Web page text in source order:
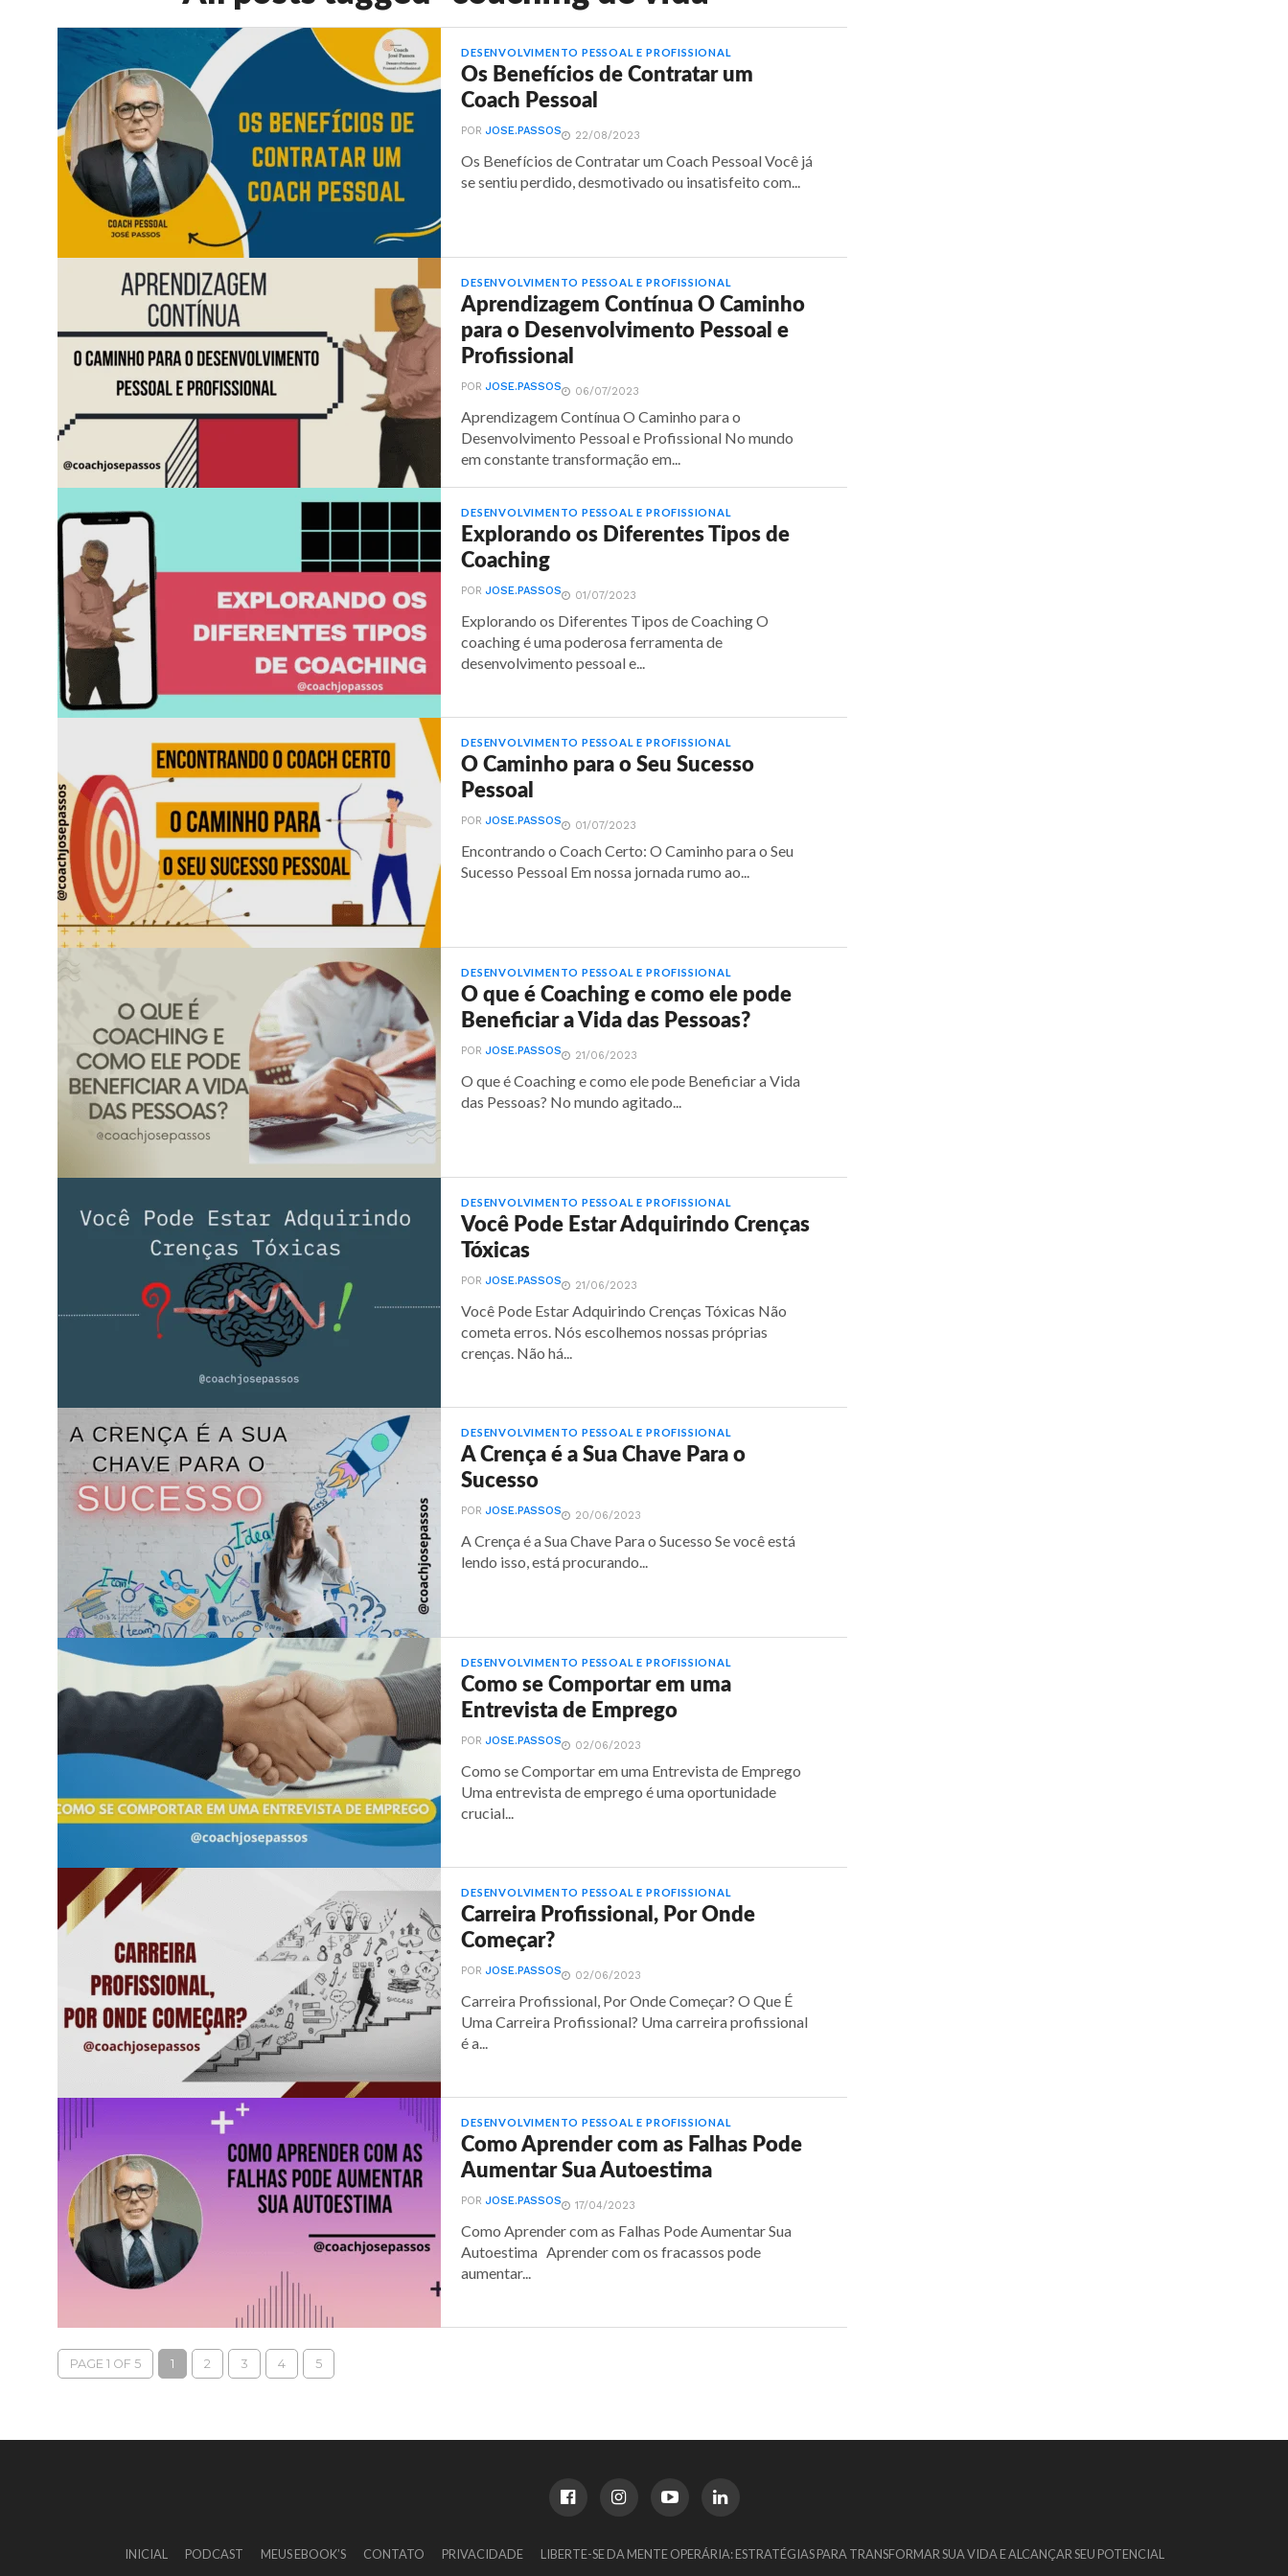
DESENVOLVIMENTO PESSOAL E PROFISSIONAL
Os Benefícios de Contratar um
Coach Pessoal
PORJOSE.PASSOS 22/08/2023
Os Benefícios de Contratar um Coach Pessoal Você já
se sentiu perdido, desmotivado ou insatisfeito com...
DESENVOLVIMENTO PESSOAL E PROFISSIONAL
Aprendizagem Contínua O Caminho
para o Desenvolvimento Pessoal e
Profissional
PORJOSE.PASSOS 06/07/2023
Aprendizagem Contínua O Caminho para o
Desenvolvimento Pessoal e Profissional No mundo
em constante transformação em...
DESENVOLVIMENTO PESSOAL E PROFISSIONAL
Explorando os Diferentes Tipos de
Coaching
PORJOSE.PASSOS 01/07/2023
Explorando os Diferentes Tipos de Coaching O
coaching é uma poderosa ferramenta de
desenvolvimento pessoal e...
DESENVOLVIMENTO PESSOAL E PROFISSIONAL
O Caminho para o Seu Sucesso
Pessoal
PORJOSE.PASSOS 01/07/2023
Encontrando o Coach Certo: O Caminho para o Seu
Sucesso Pessoal Em nossa jornada rumo ao...
DESENVOLVIMENTO PESSOAL E PROFISSIONAL
O que é Coaching e como ele pode
Beneficiar a Vida das Pessoas?
PORJOSE.PASSOS 21/06/2023
O que é Coaching e como ele pode Beneficiar a Vida
das Pessoas? No mundo agitado...
DESENVOLVIMENTO PESSOAL E PROFISSIONAL
Você Pode Estar Adquirindo Crenças
Tóxicas
PORJOSE.PASSOS 21/06/2023
Você Pode Estar Adquirindo Crenças Tóxicas Não
cometa erros. Nós escolhemos nossas próprias
crenças. Não há...
DESENVOLVIMENTO PESSOAL E PROFISSIONAL
A Crença é a Sua Chave Para o
Sucesso
PORJOSE.PASSOS 20/06/2023
A Crença é a Sua Chave Para o Sucesso Se você está
lendo isso, está procurando...
DESENVOLVIMENTO PESSOAL E PROFISSIONAL
Como se Comportar em uma
Entrevista de Emprego
PORJOSE.PASSOS 02/06/2023
Como se Comportar em uma Entrevista de Emprego
Uma entrevista de emprego é uma oportunidade
crucial...
DESENVOLVIMENTO PESSOAL E PROFISSIONAL
Carreira Profissional, Por Onde
Começar?
PORJOSE.PASSOS 02/06/2023
Carreira Profissional, Por Onde Começar? O Que É
Uma Carreira Profissional? Uma carreira profissional
é a...
DESENVOLVIMENTO PESSOAL E PROFISSIONAL
Como Aprender com as Falhas Pode
Aumentar Sua Autoestima
PORJOSE.PASSOS 17/04/2023
Como Aprender com as Falhas Pode Aumentar Sua
Autoestima Aprender com os fracassos pode
aumentar...
PAGE 1 OF 5 1 2 3 4 5
INICIAL PODCAST MEUS EBOOK’S CONTATO PRIVACIDADE LIBERTE-SE DA MENTE OPERÁRIA: ESTRATÉGIAS PARA TRANSFORMAR SUA VIDA E ALCANÇAR SEU POTENCIAL